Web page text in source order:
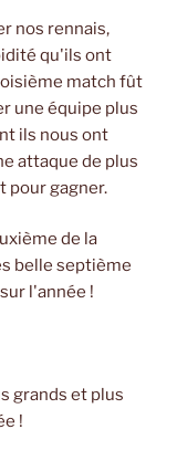
nos rennais,
qu'ils ont
match fût
une équipe plus
ils nous ont
attaque de plus
pour gagner.
de la
belle septième
l'année !
grands et plus
!